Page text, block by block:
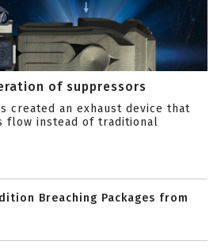
of suppressors
created an exhaust device that
flow instead of traditional
Breaching Packages from